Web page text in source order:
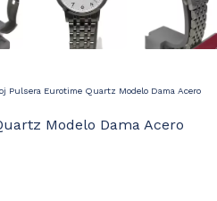
Pulsera Eurotime Quartz Modelo Dama Acero
Modelo Dama Acero